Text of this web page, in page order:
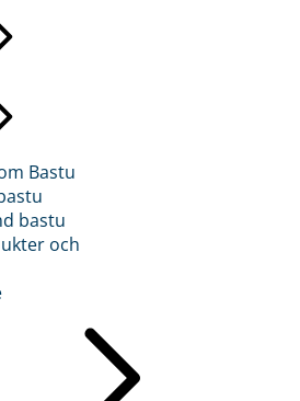
Bastu
bastu
och